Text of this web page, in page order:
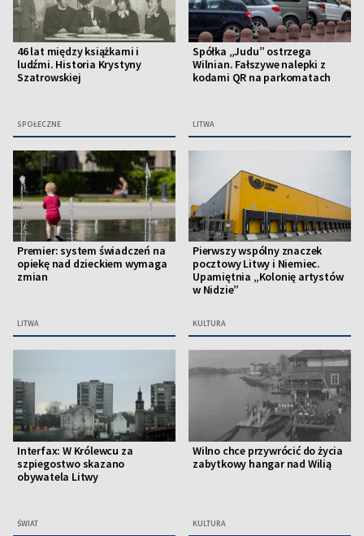
46 lat między książkami i
ludźmi. Historia Krystyny
Szatrowskiej
SPOŁECZNE
Spółka „Judu” ostrzega
Wilnian. Fałszywe nalepki z
kodami QR na parkomatach
LITWA
Premier: system świadczeń na
opiekę nad dzieckiem wymaga
zmian
LITWA
Pierwszy wspólny znaczek
pocztowy Litwy i Niemiec.
Upamiętnia „Kolonię artystów
w Nidzie”
KULTURA
Interfax: W Królewcu za
szpiegostwo skazano
obywatela Litwy
ŚWIAT
Wilno chce przywrócić do życia
zabytkowy hangar nad Wilią
KULTURA